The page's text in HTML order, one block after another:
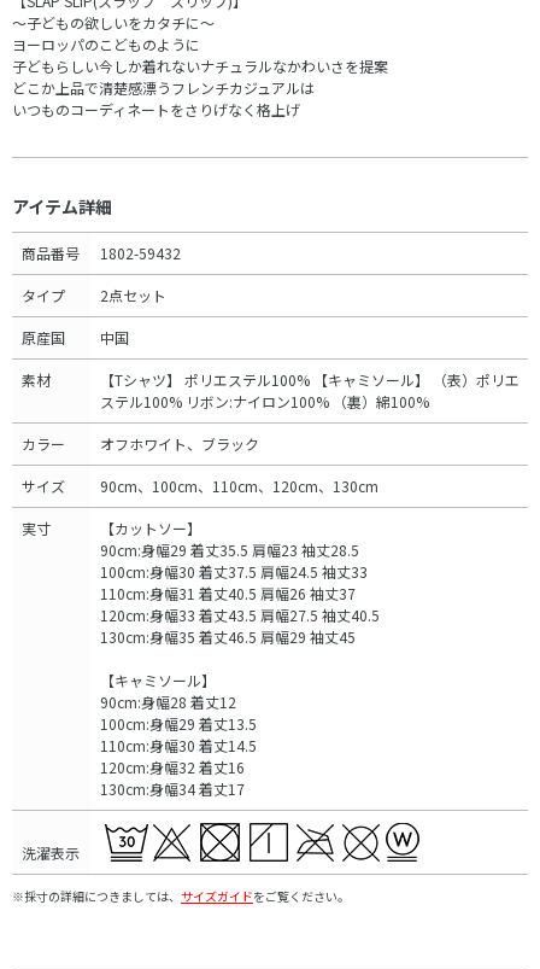
～子どもの欲しいをカタチに～
ヨーロッパのこどものように
子どもらしい今しか着れないナチュラルなかわいさを提案
どこか上品で清楚感漂うフレンチカジュアルは
いつものコーディネートをさりげなく格上げ
アイテム詳細
商品番号 1802-59432
タイプ 2点セット
原産国 中国
素材
【Tシャツ】 ポリエステル100% 【キャミソール】 （表）ポリエ
ステル100% リボン:ナイロン100% （裏）綿100%
カラー オフホワイト、ブラック
サイズ 90cm、100cm、110cm、120cm、130cm
実寸
【カットソー】
90cm:身幅29 着丈35.5 肩幅23 袖丈28.5
100cm:身幅30 着丈37.5 肩幅24.5 袖丈33
110cm:身幅31 着丈40.5 肩幅26 袖丈37
120cm:身幅33 着丈43.5 肩幅27.5 袖丈40.5
130cm:身幅35 着丈46.5 肩幅29 袖丈45
【キャミソール】
90cm:身幅28 着丈12
100cm:身幅29 着丈13.5
110cm:身幅30 着丈14.5
120cm:身幅32 着丈16
130cm:身幅34 着丈17
洗濯表示
※採寸の詳細につきましては、 サイズガイドをご覧ください。